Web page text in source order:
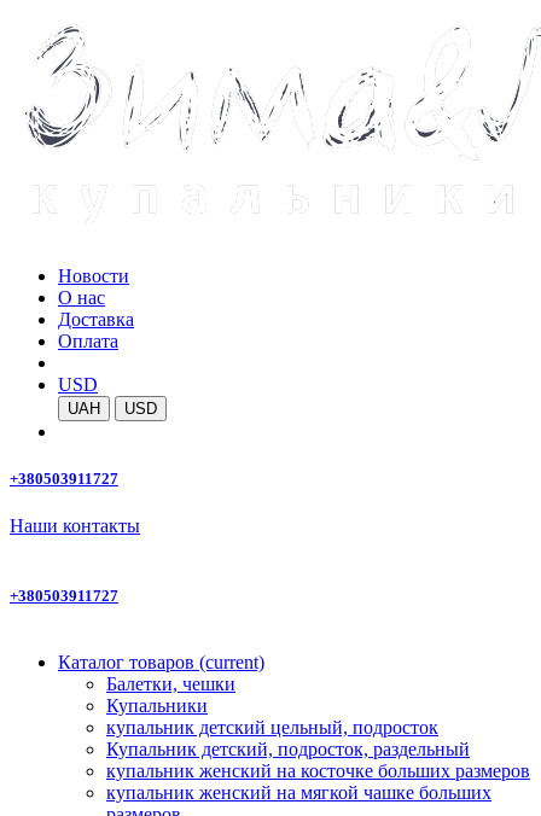
Новости
О нас
Доставка
Оплата
USD
UAH USD
+380503911727
Наши контакты
+380503911727
Каталог товаров (current)
Балетки, чешки
Купальники
купальник детский цельный, подросток
Купальник детский, подросток, раздельный
купальник женский на косточке больших размеров
купальник женский на мягкой чашке больших